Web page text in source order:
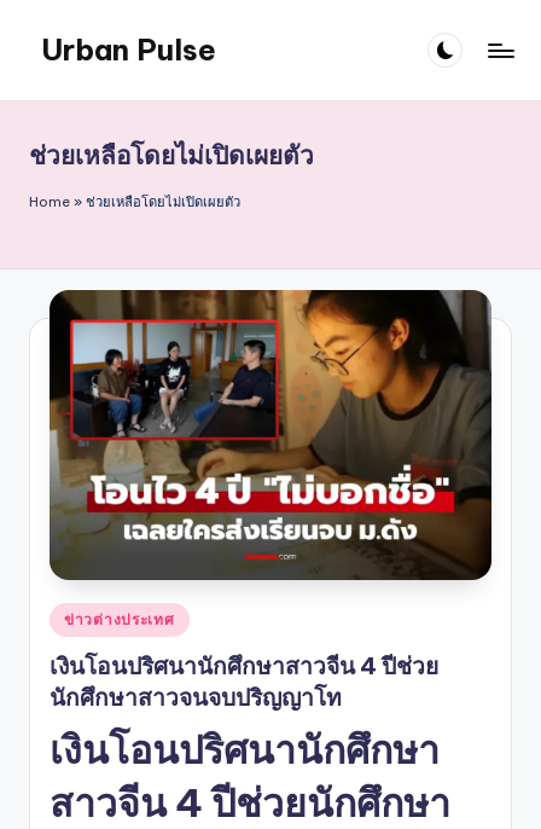
content
Urban Pulse
ช่วยเหลือโดยไม่เปิดเผยตัว
Home » ช่วยเหลือโดยไม่เปิดเผยตัว
Posted
in
ข่าวต่างประเทศ
เงินโอนปริศนานักศึกษาสาวจีน 4 ปีช่วย
นักศึกษาสาวจนจบปริญญาโท
เงินโอนปริศนานักศึกษา
สาวจีน 4 ปีช่วยนักศึกษา